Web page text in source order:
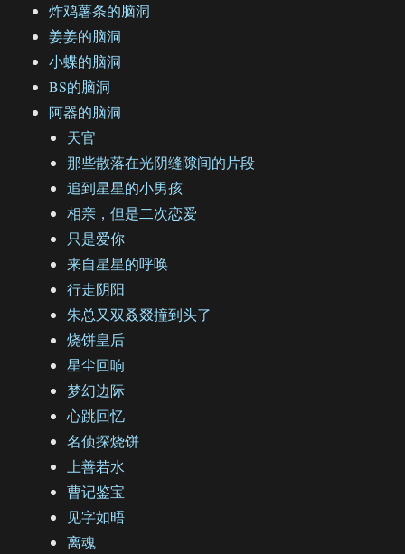
炸鸡薯条的脑洞
姜姜的脑洞
小蝶的脑洞
BS的脑洞
阿器的脑洞
天官
那些散落在光阴缝隙间的片段
追到星星的小男孩
相亲，但是二次恋爱
只是爱你
来自星星的呼唤
行走阴阳
朱总又双叒叕撞到头了
烧饼皇后
星尘回响
梦幻边际
心跳回忆
名侦探烧饼
上善若水
曹记鉴宝
见字如晤
离魂